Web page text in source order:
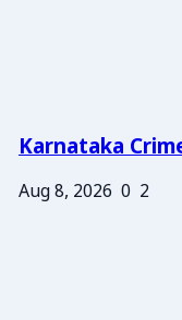
Karnataka
Aug 8, 2026 0 2